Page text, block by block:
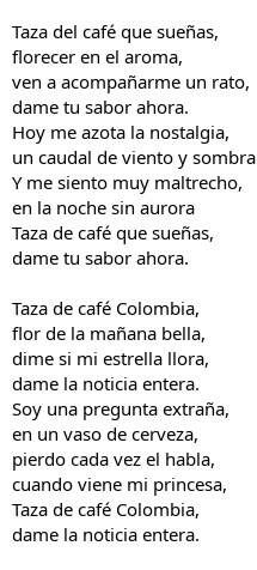
Taza del café que sueñas,
florecer en el aroma,
ven a acompañarme un rato,
dame tu sabor ahora.
Hoy me azota la nostalgia,
un caudal de viento y sombra
Y me siento muy maltrecho,
en la noche sin aurora
Taza de café que sueñas,
dame tu sabor ahora.
Taza de café Colombia,
flor de la mañana bella,
dime si mi estrella llora,
dame la noticia entera.
Soy una pregunta extraña,
en un vaso de cerveza,
pierdo cada vez el habla,
cuando viene mi princesa,
Taza de café Colombia,
dame la noticia entera.